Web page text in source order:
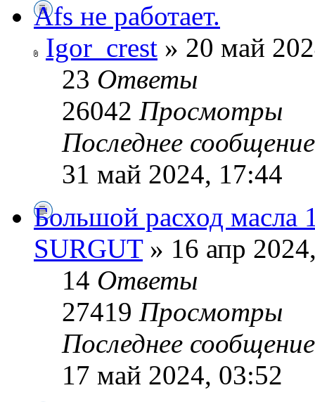
Afs не работает.
Igor_crest » 20 май
23 Ответы
26042 Просмотры
Последнее
31 май 2024, 17:44
Большой расход масла
SURGUT» 16 апр
14 Ответы
27419 Просмотры
Последнее
17 май 2024, 03:52